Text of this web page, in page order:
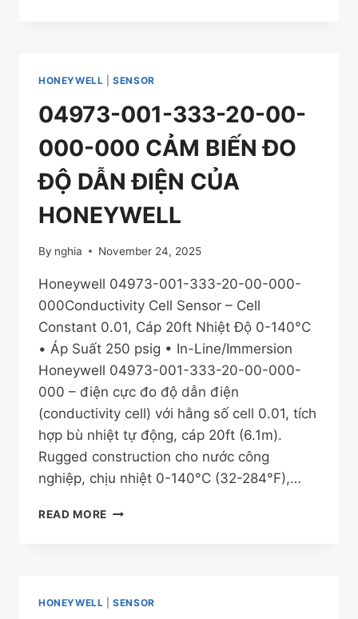
CHỐNG
CHÁY
NỔ
LX7000
&
VCX-
7000
SERIES
–
TIÊU
IEC
HONEYWELL |SENSOR
04973-001-333-20-00-
000-000 CẢM BIẾN ĐO
ĐỘ DẪN ĐIỆN CỦA
HONEYWELL
By nghia November 24, 2025
Honeywell 04973-001-333-20-00-000-
000Conductivity Cell Sensor – Cell
Constant 0.01, Cáp 20ft Nhiệt Độ 0-140°C
• Áp Suất 250 psig • In-Line/Immersion
Honeywell 04973-001-333-20-00-000-
000 – điện cực đo độ dẫn điện
(conductivity cell) với hằng số cell 0.01, tích
hợp bù nhiệt tự động, cáp 20ft (6.1m).
Rugged construction cho nước công
nghiệp, chịu nhiệt 0-140°C (32-284°F),…
READ MORE 04973-
000-
000
HONEYWELL |SENSOR